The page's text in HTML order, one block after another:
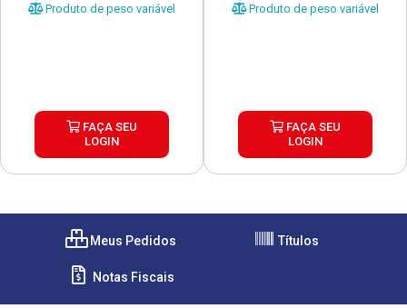
Produto de peso variável
FAÇA SEU
LOGIN
Produto de peso variável
FAÇA SEU
LOGIN
Meus Pedidos Títulos
Notas Fiscais